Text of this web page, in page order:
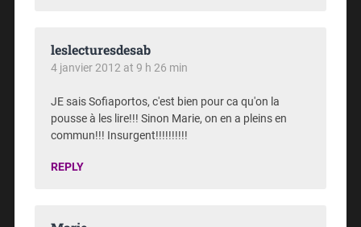
leslecturesdesab
4 janvier 2012 at 9 h 26 min
JE sais Sofiaportos, c'est bien pour ca qu'on la
pousse à les lire!!! Sinon Marie, on en a pleins en
commun!!! Insurgent!!!!!!!!!!
REPLY